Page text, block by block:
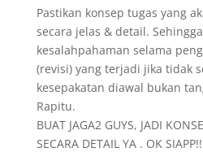
Pastikan konsep tugas yang
secara jelas & detail.
kesalahpahaman selama
(revisi) yang terjadi jika tidak
kesepakatan diawal bukan
Rapitu.
BUAT JAGA2 GUYS, JADI
SECARA DETAIL YA . OK SIAPP!!